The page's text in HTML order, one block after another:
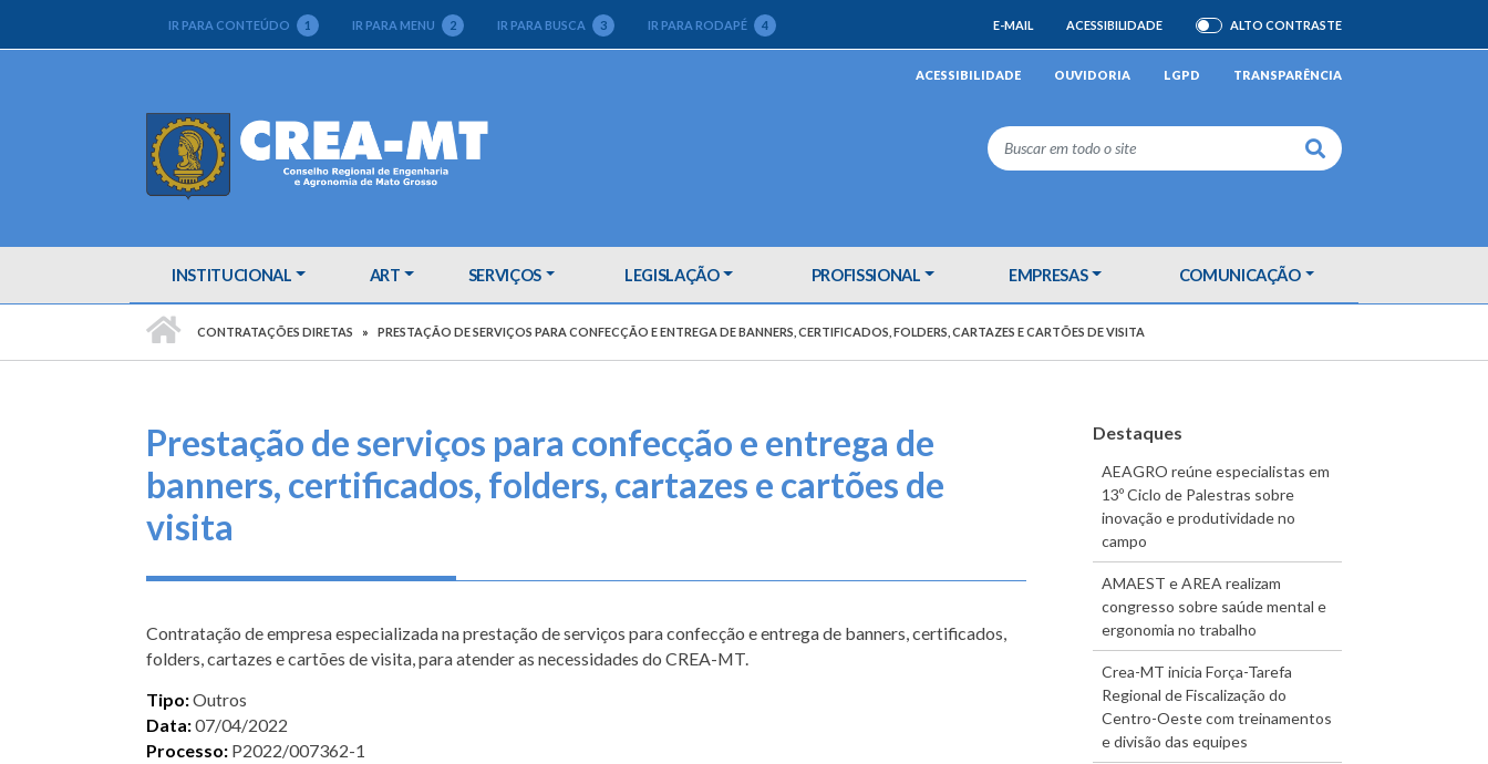
IR PARA CONTEÚDO 1 IR PARA MENU 2 IR PARA BUSCA 3 IR PARA RODAPÉ 4 E-MAIL ACESSIBILIDADE ATIVAR/DESATIVAR
ALTO CONTRASTE
ACESSIBILIDADE OUVIDORIA LGPD TRANSPARÊNCIA
Buscar
INSTITUCIONAL ART SERVIÇOS LEGISLAÇÃO PROFISSIONAL EMPRESAS COMUNICAÇÃO
CONTRATAÇÕES DIRETAS PRESTAÇÃO DE SERVIÇOS PARA CONFECÇÃO E ENTREGA DE BANNERS, CERTIFICADOS, FOLDERS, CARTAZES E CARTÕES DE VISITA
Prestação de serviços para confecção e entrega de
banners, certificados, folders, cartazes e cartões de
visita
Contratação de empresa especializada na prestação de serviços para confecção e entrega de banners, certificados,
folders, cartazes e cartões de visita, para atender as necessidades do CREA-MT.
Tipo:Outros
Data:07/04/2022
Processo: P2022/007362-1
Destaques
AEAGRO reúne especialistas em
13º Ciclo de Palestras sobre
inovação e produtividade no
campo
AMAEST e AREA realizam
congresso sobre saúde mental e
ergonomia no trabalho
Crea-MT inicia Força-Tarefa
Regional de Fiscalização do
Centro-Oeste com treinamentos
e divisão das equipes